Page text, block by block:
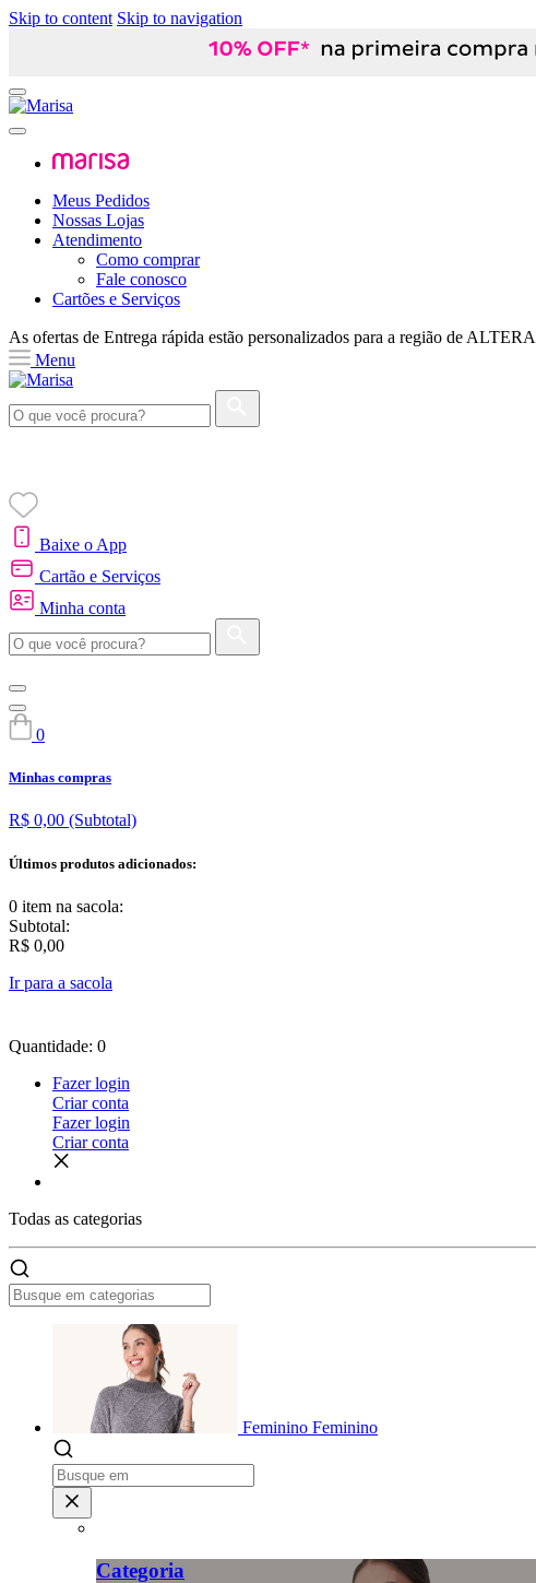
Skip to content Skip to navigation
Meus Pedidos
Nossas Lojas
Atendimento
Como comprar
Fale conosco
Cartões e Serviços
As ofertas de Entrega rápida estão personalizados para a região de
Menu
Baixe o App
Cartão e Serviços
Minha conta
0
Minhas compras
R$ 0,00 (Subtotal)
Últimos produtos adicionados:
0 item na sacola:
Subtotal:
R$ 0,00
Ir para a sacola
Quantidade: 0
Fazer login
Criar conta
Fazer login
Criar conta
Todas as categorias
Feminino Feminino
Categoria